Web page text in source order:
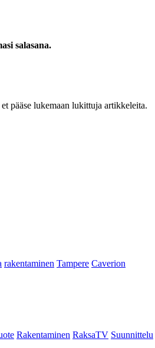
salasana.
pääse lukemaan lukittuja artikkeleita.
rakentaminen Tampere Caverion
Rakentaminen RaksaTV Suunnittelu